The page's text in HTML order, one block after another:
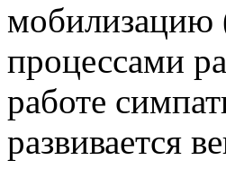
мобилизацию
процессами
работе
развивается